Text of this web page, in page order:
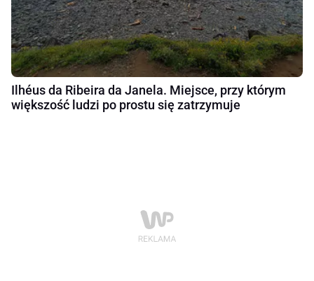
Ilhéus da Ribeira da Janela. Miejsce, przy którym
większość ludzi po prostu się zatrzymuje